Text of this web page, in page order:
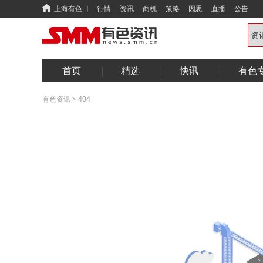
上海有色 行情 资讯 商机 策略 因思 直播 公告
首页 精选 快讯 有色
有色资讯> 404